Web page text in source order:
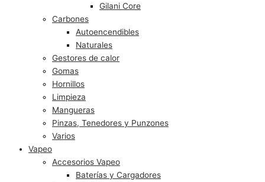
Gilani Core
Carbones
Autoencendibles
Naturales
Gestores de calor
Gomas
Hornillos
Limpieza
Mangueras
Pinzas, Tenedores y Punzones
Varios
Vapeo
Accesorios Vapeo
Baterías y Cargadores